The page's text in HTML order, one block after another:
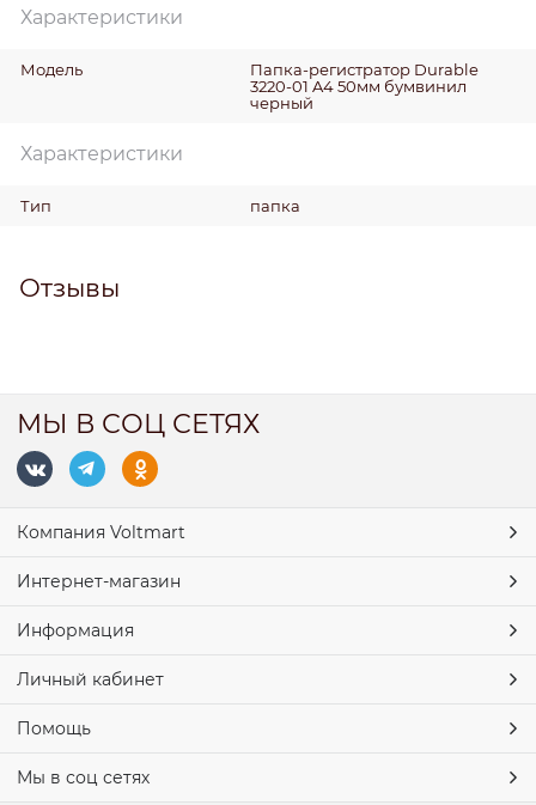
Характеристики
Модель
Папка-регистратор Durable
3220-01 A4 50мм бумвинил
черный
Характеристики
Тип папка
Отзывы
МЫ В СОЦ СЕТЯХ
Компания Voltmart
Интернет-магазин
Информация
Личный кабинет
Помощь
Мы в соц сетях